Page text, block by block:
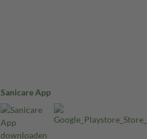
Sanicare App